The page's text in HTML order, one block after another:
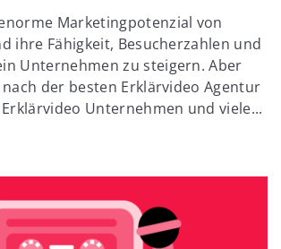
Marketingpotenzial von
ihre Fähigkeit, Besucherzahlen und
Unternehmen zu steigern. Aber
der besten Erklärvideo Agentur
Unternehmen und viele...